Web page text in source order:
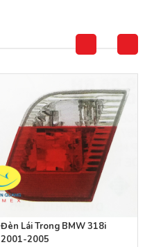
Đèn Lái Trong BMW 318i
2001-2005